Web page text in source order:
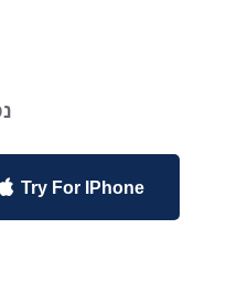
נסו
Try For IPhone